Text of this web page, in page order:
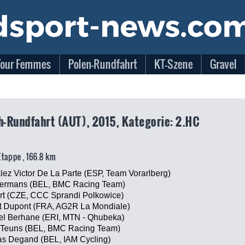
Femmes Polen-Rundfahrt KT-Szene Gravel
Rundfahrt (AUT), 2015, Kategorie: 2.HC
, 166.8 km
Victor De La Parte (ESP, Team Vorarlberg)
(BEL, BMC Racing Team)
(CZE, CCC Sprandi Polkowice)
Dupont (FRA, AG2R La Mondiale)
Berhane (ERI, MTN - Qhubeka)
(BEL, BMC Racing Team)
Degand (BEL, IAM Cycling)